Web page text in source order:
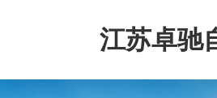
江苏卓驰